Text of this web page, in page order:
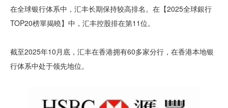
在全球银行体系中，汇丰长期保持较高排名。在【2025全球銀行
TOP20榜單揭曉】中，汇丰控股排在第11位。
截至2025年10月底，汇丰在香港拥有60多家分行，在香港本地银
行体系中处于领先地位。